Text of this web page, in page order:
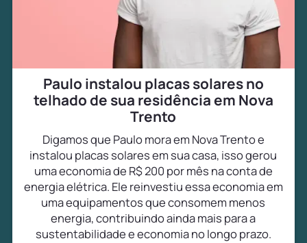
Paulo instalou placas solares no
telhado de sua residência em Nova
Trento
Digamos que Paulo mora em Nova Trento e
instalou placas solares em sua casa, isso gerou
uma economia de R$ 200 por mês na conta de
energia elétrica. Ele reinvestiu essa economia em
uma equipamentos que consomem menos
energia, contribuindo ainda mais para a
sustentabilidade e economia no longo prazo.